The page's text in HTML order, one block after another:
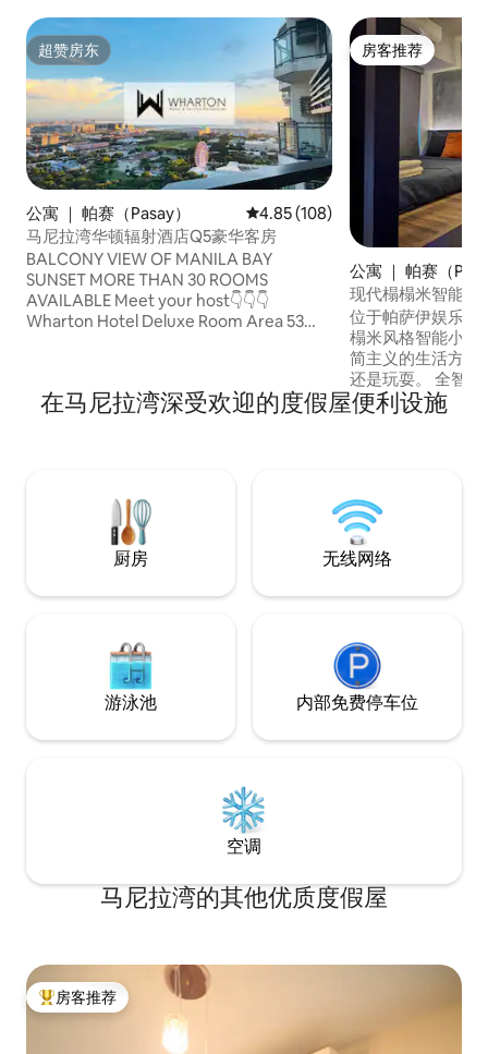
超赞房东
超赞房东
公寓 ｜ 帕赛（Pasay） 平均评分 4.85 分（满分 5 分），
4.85 (108)
马尼拉湾华顿辐射酒店Q5豪华客房
BALCONY VIEW OF MANILA BAY
SUNSET MORE THAN 30 ROOMS
AVAILABLE Meet your host👇👇👇
Wharton Hotel Deluxe Room Area 53
Superior Room Area 40 sqm : S01, S02,
房客推荐
房客推荐
公寓 ｜ 帕赛（
现代榻榻米智能吊
Switch
位于帕萨伊娱乐城
榻米风格智能小屋
简主义的生活方式
还是玩耍。 全智能Alexa
钟即可到达宜家
MOA竞技场 步行
距离尼诺·阿基诺
钟车程。
在马尼拉湾深受欢迎的度假屋便利设施
厨房 无线网络
游泳池 内部免费停车位
空调
马尼拉湾的其他优质度假屋
热门「房客推荐」
房客推荐